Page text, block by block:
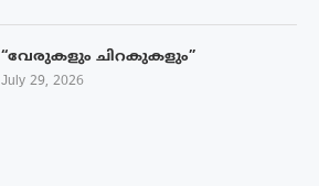
“വേരുകളും ചിറകുകളും”
July 29, 2026